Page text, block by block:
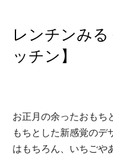
レンチンみ
ッチン】
お正月の余ったおもち
もちとした新感覚のデ
はもちろん、いちごや
ひと
3日分ご
3日分ご
主菜
おつまみ
コトコト
ぷれーんぺいじ